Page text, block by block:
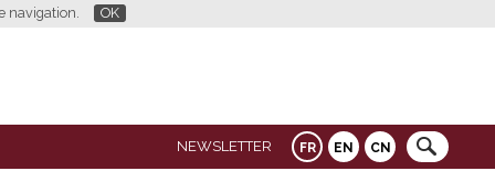
navigation. OK
FR EN CN
NEWSLETTER